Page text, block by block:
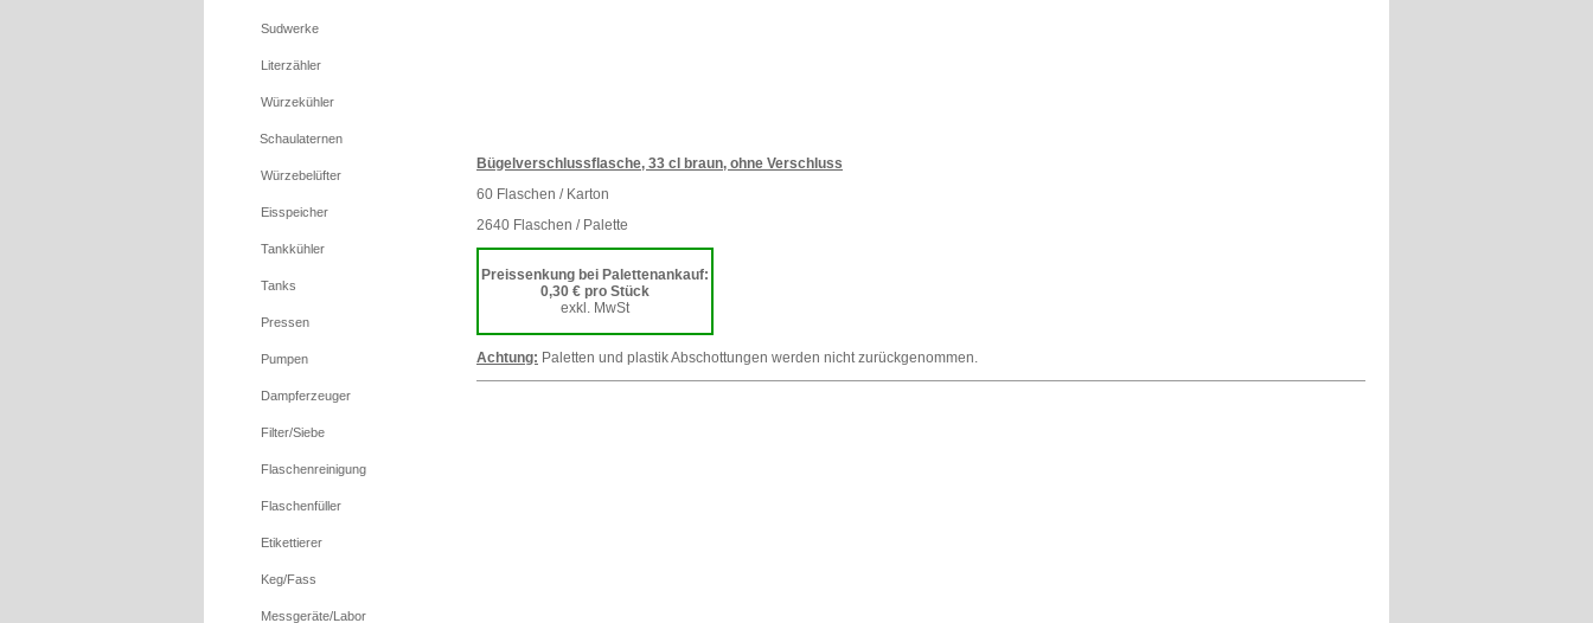
Bügelverschlussflasche, 33 cl braun, ohne Verschluss
60 Flaschen / Karton
2640 Flaschen / Palette
Preissenkung bei Palettenankauf:
0,30 € pro Stück
exkl. MwSt
Achtung: Paletten und plastik Abschottungen werden nicht zurückgenommen.
Sudwerke
Literzähler
Würzekühler
Schaulaternen
Würzebelüfter
Eisspeicher
Tankkühler
Tanks
Pressen
Pumpen
Dampferzeuger
Filter/Siebe
Flaschenreinigung
Flaschenfüller
Etikettierer
Keg/Fass
Messgeräte/Labor